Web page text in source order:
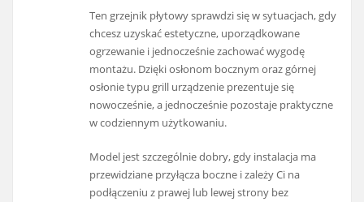
Ten grzejnik płytowy sprawdzi się w sytuacjach, gdy
chcesz uzyskać estetyczne, uporządkowane
ogrzewanie i jednocześnie zachować wygodę
montażu. Dzięki osłonom bocznym oraz górnej
osłonie typu grill urządzenie prezentuje się
nowocześnie, a jednocześnie pozostaje praktyczne
w codziennym użytkowaniu.
Model jest szczególnie dobry, gdy instalacja ma
przewidziane przyłącza boczne i zależy Ci na
podłączeniu z prawej lub lewej strony bez